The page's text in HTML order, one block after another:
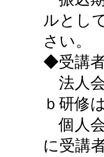
ルとし
さい。
◆受講
法人
ｂ研修
個人
に受講